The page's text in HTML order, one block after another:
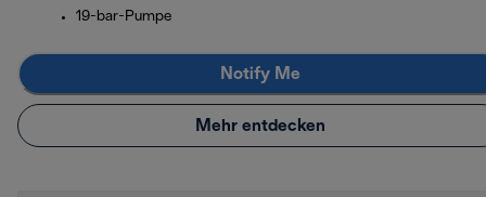
19-bar-Pumpe
Notify Me
Mehr entdecken